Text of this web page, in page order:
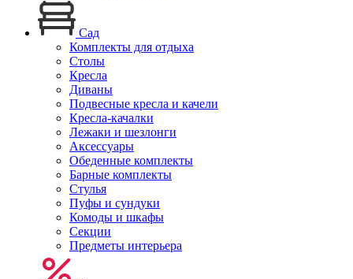
Сад
Комплекты для отдыха
Столы
Кресла
Диваны
Подвесные кресла и качели
Кресла-качалки
Лежаки и шезлонги
Аксессуары
Обеденные комплекты
Барные комплекты
Стулья
Пуфы и сундуки
Комоды и шкафы
Секции
Предметы интерьера